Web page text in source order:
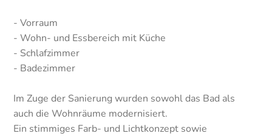
- Vorraum
- Wohn- und Essbereich mit Küche
- Schlafzimmer
- Badezimmer
Im Zuge der Sanierung wurden sowohl das Bad als
auch die Wohnräume modernisiert.
Ein stimmiges Farb- und Lichtkonzept sowie